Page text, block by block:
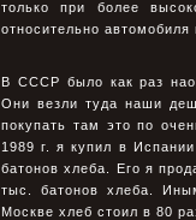
только при более
относительно автомобиля
В СССР было как раз
Они везли туда наши
покупать там это по
1989 г. я купил в
батонов хлеба. Его я
тыс. батонов хлеба.
Москве хлеб стоил в 80